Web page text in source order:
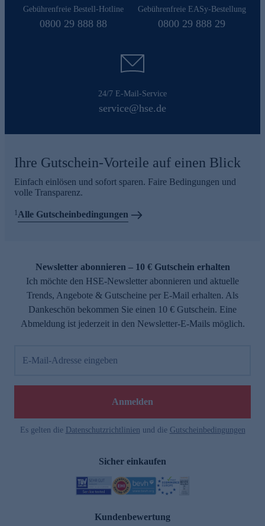
Gebührenfreie Bestell-Hotline
0800 29 888 88
Gebührenfreie EASy-Bestellung
0800 29 888 29
24/7 E-Mail-Service
service@hse.de
Ihre Gutschein-Vorteile auf einen Blick
Einfach einlösen und sofort sparen. Faire Bedingungen und
volle Transparenz.
1 Alle Gutscheinbedingungen
Newsletter abonnieren – 10 € Gutschein erhalten
Ich möchte den HSE-Newsletter abonnieren und aktuelle
Trends, Angebote & Gutscheine per E-Mail erhalten. Als
Dankeschön bekommen Sie einen 10 € Gutschein. Eine
Abmeldung ist jederzeit in den Newsletter-E-Mails möglich.
E-Mail-Adresse eingeben
Anmelden
Es gelten die Datenschutzrichtlinien und die Gutscheinbedingungen
Sicher einkaufen
Kundenbewertung